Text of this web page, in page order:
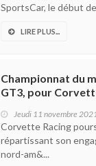
SportsCar, le début
LIRE PLUS...
Championnat du
GT3, pour
Jeudi 11 novembre
Corvette Racing
répartissant son
nord-am&...